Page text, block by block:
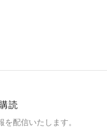
読
配信いたします。